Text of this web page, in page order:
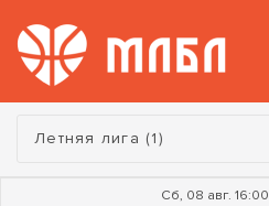
Турнир:
Летняя лига (1)
Сб, 08 авг. 16:00